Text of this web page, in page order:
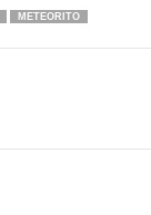
METEORITO